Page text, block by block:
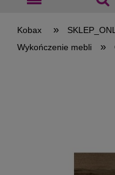
»
Wykończenie mebli »